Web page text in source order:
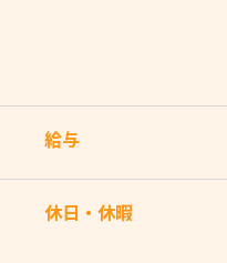
給与
休日・休暇